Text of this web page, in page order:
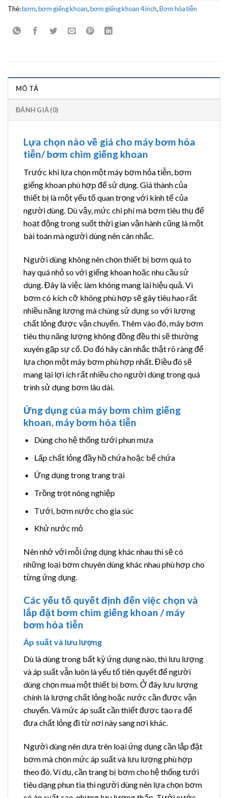
Thẻ:bơm,bơm giếng khoan,bơm giếng khoan 4 inch,Bơm hỏa tiễn
MÔ TẢ
ĐÁNH GIÁ (0)
Lựa chọn nào về giá cho máy bơm hỏa
tiễn/ bơm chìm giếng khoan
Trước khi lựa chọn một máy bơm hỏa tiễn, bơm
giếng khoan phù hợp để sử dụng. Giá thành của
thiết bị là một yếu tố quan trọng với kinh tế của
người dùng. Dù vậy, mức chi phí mà bơm tiêu thụ để
hoạt động trong suốt thời gian vận hành cũng là một
bài toán mà người dùng nên cân nhắc.
Người dùng không nên chọn thiết bị bơm quá to
hay quá nhỏ so với giếng khoan hoăc nhu cầu sử
dụng. Đây là việc làm không mang lại hiệu quả. Vì
bơm có kích cỡ không phù hợp sẽ gây tiêu hao rất
nhiều năng lượng mà chúng sử dụng so với lượng
chất lỏng được vận chuyển. Thêm vào đó, máy bơm
tiêu thụ năng lượng không đồng đều thì sẽ thường
xuyên gặp sự cố. Do đó hãy cân nhắc thật rõ ràng để
lựa chọn một máy bơm phù hợp nhất. Điều đó sẽ
mang lại lợi ích rất nhiều cho người dùng trong quá
trình sử dụng bơm lâu dài.
Ứng dụng của máy bơm chìm giếng
khoan, máy bơm hỏa tiễn
Dùng cho hệ thống tưới phun mưa
Lấp chất lỏng đầy hồ chứa hoặc bể chứa
Ứng dụng trong trang trại
Trồng trọt nông nghiệp
Tưới, bơm nước cho gia súc
Khử nước mỏ
Nên nhớ với mỗi ứng dụng khác nhau thì sẽ có
những loại bơm chuyên dùng khác nhau phù hợp cho
từng ứng dụng.
Các yếu tố quyết định đến việc chọn và
lắp đặt bơm chìm giếng khoan / máy
bơm hỏa tiễn
Áp suất và lưu lượng
Dù là dùng trong bất kỳ ứng dụng nào, thì lưu lượng
và áp suất vẫn luôn là yếu tố tiên quyết để người
dùng chọn mua một thiết bị bơm. Ở đây lưu lượng
chính là lượng chất lỏng hoặc nước cần được vận
chuyển. Và mức áp suất cần thiết được tạo ra để
đưa chất lỏng đi từ nơi này sang nơi khác.
Người dùng nên dựa trên loại ứng dụng cần lắp đặt
bơm mà chọn mức áp suất và lưu lượng phù hợp
theo đó. Ví dụ, cần trang bị bơm cho hệ thống tưới
tiêu dạng phun tia thì người dùng nên lựa chọn bơm